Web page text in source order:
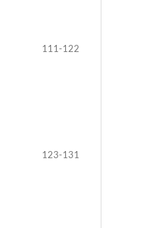
111-122
123-131